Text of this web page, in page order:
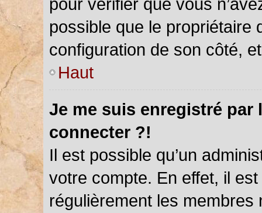
possible que le propriétaire
configuration de son côté,
Haut
Je me suis enregistré par
connecter ?!
Il est possible qu’un
votre compte. En effet, il
régulièrement les